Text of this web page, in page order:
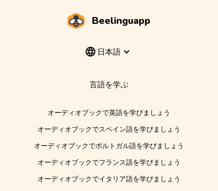
Beelinguapp
日本語
言語を学ぶ
オーディオブックで英語を学びましょう
オーディオブックでスペイン語を学びましょう
オーディオブックでポルトガル語を学びましょう
オーディオブックでフランス語を学びましょう
オーディオブックでイタリア語を学びましょう